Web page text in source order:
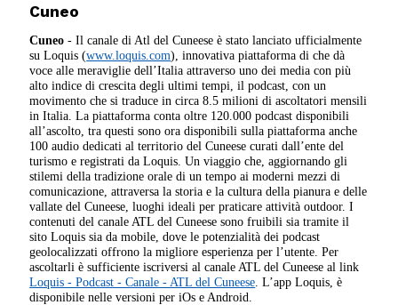
Cuneo
Cuneo - Il canale di Atl del Cuneese è stato lanciato ufficialmente
su Loquis (www.loquis.com), innovativa piattaforma di che dà
voce alle meraviglie dell’Italia attraverso uno dei media con più
alto indice di crescita degli ultimi tempi, il podcast, con un
movimento che si traduce in circa 8.5 milioni di ascoltatori mensili
in Italia. La piattaforma conta oltre 120.000 podcast disponibili
all’ascolto, tra questi sono ora disponibili sulla piattaforma anche
100 audio dedicati al territorio del Cuneese curati dall’ente del
turismo e registrati da Loquis. Un viaggio che, aggiornando gli
stilemi della tradizione orale di un tempo ai moderni mezzi di
comunicazione, attraversa la storia e la cultura della pianura e delle
vallate del Cuneese, luoghi ideali per praticare attività outdoor. I
contenuti del canale ATL del Cuneese sono fruibili sia tramite il
sito Loquis sia da mobile, dove le potenzialità dei podcast
geolocalizzati offrono la migliore esperienza per l’utente. Per
ascoltarli è sufficiente iscriversi al canale ATL del Cuneese al link
Loquis - Podcast - Canale - ATL del Cuneese . L’app Loquis, è
disponibile nelle versioni per iOs e Android.